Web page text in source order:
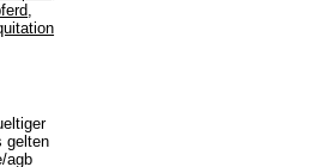
,
gelten
agb